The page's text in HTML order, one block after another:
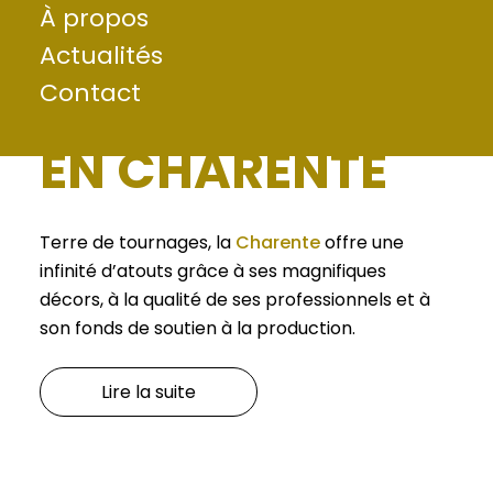
À propos
Actualités
Contact
VENEZ PRENDRE
LA LUMIÈRE
EN CHARENTE
Terre de tournages, la Charenteoffre une
infinité d’atouts grâce à ses magnifiques
décors, à la qualité de ses professionnels et à
son fonds de soutien à la production.
Lire la suite